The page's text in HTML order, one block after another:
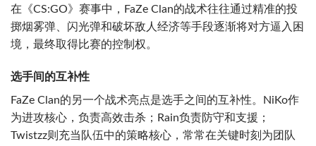
在《CS:GO》赛事中，FaZe Clan的战术往往通过精准的投
掷烟雾弹、闪光弹和破坏敌人经济等手段逐渐将对方逼入困
境，最终取得比赛的控制权。
选手间的互补性
FaZe Clan的另一个战术亮点是选手之间的互补性。NiKo作
为进攻核心，负责高效击杀；Rain负责防守和支援；
Twistzz则充当队伍中的策略核心，常常在关键时刻为团队